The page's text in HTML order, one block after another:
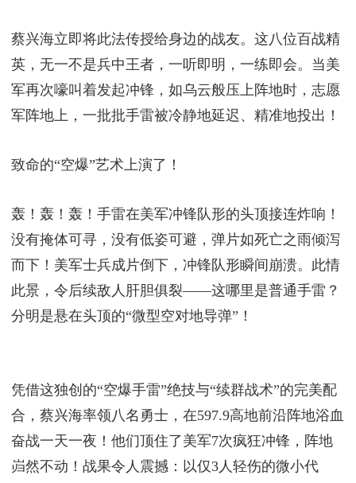
蔡兴海立即将此法传授给身边的战友。这八位百战精
英，无一不是兵中王者，一听即明，一练即会。当美
军再次嚎叫着发起冲锋，如乌云般压上阵地时，志愿
军阵地上，一批批手雷被冷静地延迟、精准地投出！
致命的“空爆”艺术上演了！
轰！轰！轰！手雷在美军冲锋队形的头顶接连炸响！
没有掩体可寻，没有低姿可避，弹片如死亡之雨倾泻
而下！美军士兵成片倒下，冲锋队形瞬间崩溃。此情
此景，令后续敌人肝胆俱裂——这哪里是普通手雷？
分明是悬在头顶的“微型空对地导弹”！
凭借这独创的“空爆手雷”绝技与“续群战术”的完美配
合，蔡兴海率领八名勇士，在597.9高地前沿阵地浴血
奋战一天一夜！他们顶住了美军7次疯狂冲锋，阵地
岿然不动！战果令人震撼：以仅3人轻伤的微小代